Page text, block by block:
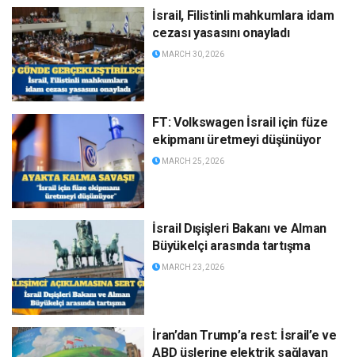
İsrail, Filistinli mahkumlara idam
cezası yasasını onayladı
MARCH 30, 2026
FT: Volkswagen İsrail için füze
ekipmanı üretmeyi düşünüyor
MARCH 25, 2026
İsrail Dışişleri Bakanı ve Alman
Büyükelçi arasında tartışma
MARCH 23, 2026
İran’dan Trump’a rest: İsrail’e ve
ABD üslerine elektrik sağlayan